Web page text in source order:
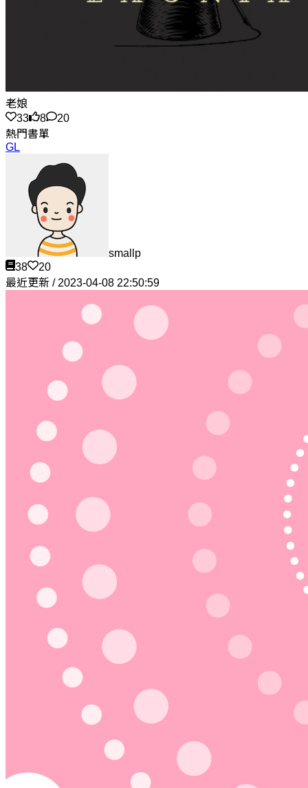
老娘
33
8
20
熱門書單
GL
smallp
38
20
最近更新 / 2023-04-08 22:50:59